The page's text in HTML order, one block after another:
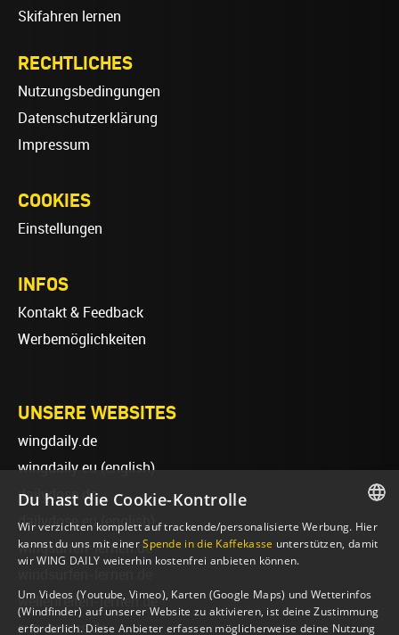
Skifahren lernen
RECHTLICHES
Nutzungsbedingungen
Datenschutzerklärung
Impressum
COOKIES
Einstellungen
INFOS
Kontakt & Feedback
Werbemöglichkeiten
UNSERE WEBSITES
wingdaily.de
wingdaily.eu(english)
dailydose.de
dailydose.eu (english)
wingsurfen-lernen.de
wellenreiten-lernen.de
sup-basics.de
GERMAN
Du hast die Cookie-Kontrolle
Wir verzichten komplett auf trackende/personalisierte Werbung. Hier
kannst du uns mit einerSpende in die Kaffekasse unterstützen, damit
wir WING DAILY weiterhin kostenfrei anbieten können.
Um Videos (Youtube, Vimeo), Karten (Google Maps) und Wetterinfos
(Windfinder) auf unserer Website zu aktivieren, ist deine Zustimmung
erforderlich. Diese Anbieter erfassen möglicherweise deine Nutzung